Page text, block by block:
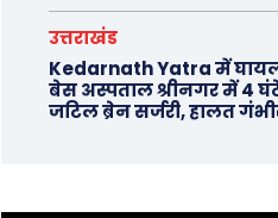
उत्तराखंड
Kedarnath Yatra में
बेस अस्पताल श्रीनगर में 4
जटिल ब्रेन सर्जरी, हालत